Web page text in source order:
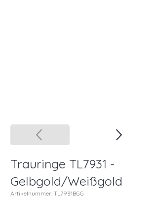
Trauringe TL7931 -
Gelbgold/Weißgold
Artikelnummer: TL7931BGG